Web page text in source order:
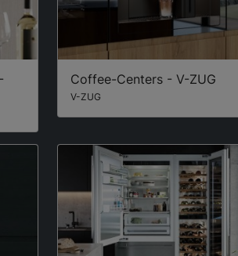
Coffee-Centers - V-ZUG
V-ZUG